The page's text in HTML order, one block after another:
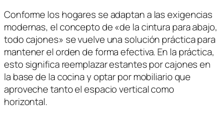
Conforme los hogares se adaptan a las exigencias
modernas, el concepto de «de la cintura para abajo,
todo cajones» se vuelve una solución práctica para
mantener el orden de forma efectiva. En la práctica,
esto significa reemplazar estantes por cajones en
la base de la cocina y optar por mobiliario que
aproveche tanto el espacio vertical como
horizontal.